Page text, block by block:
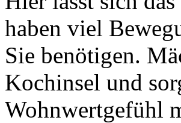
haben viel
Sie benötigen.
Kochinsel und
Wohnwertgefühl